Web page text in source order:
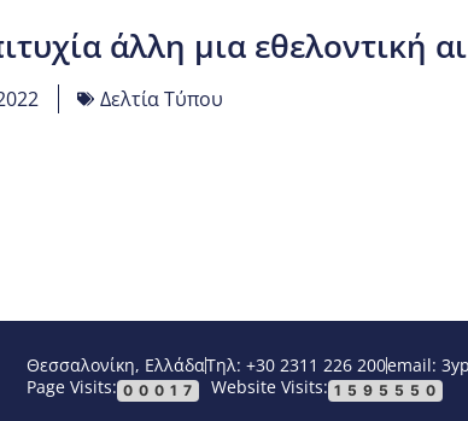
άλλη μια εθελοντική
Δελτία Τύπου
Θεσσαλονίκη, ΕλλάδαΤηλ: +30 2311 226 200email:
Page Visits: 00017 Website Visits: 1595550